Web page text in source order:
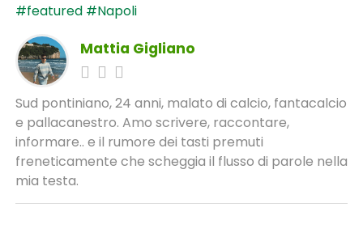
#featured #Napoli
Mattia Gigliano
Sud pontiniano, 24 anni, malato di calcio, fantacalcio
e pallacanestro. Amo scrivere, raccontare,
informare.. e il rumore dei tasti premuti
freneticamente che scheggia il flusso di parole nella
mia testa.